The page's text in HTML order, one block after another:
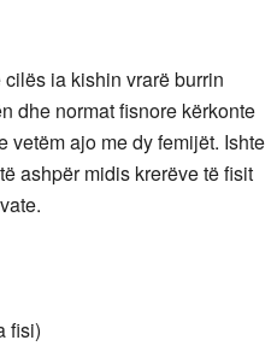
ia kishin vrarë burrin
dhe normat fisnore kërkonte
vetëm ajo me dy femijët. Ishte
ashpër midis krerëve të fisit
fisi)